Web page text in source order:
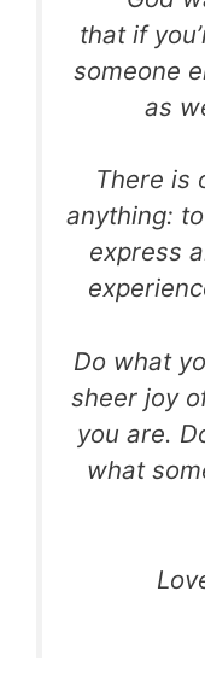
that if
someone
as
There is
anything:
express
Do what
sheer joy
you are.
what